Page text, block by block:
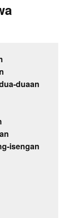
duaan
isengan